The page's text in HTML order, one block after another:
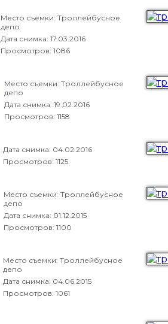
Место съемки: Троллейбусное
депо
Дата снимка:17.03.2016
Просмотров: 1086
Место съемки: Троллейбусное
депо
Дата снимка:19.02.2016
Просмотров: 1158
Дата снимка: 04.02.2016
Просмотров: 1125
Место съемки: Троллейбусное
депо
Дата снимка: 01.12.2015
Просмотров: 1100
Место съемки: Троллейбусное
депо
Дата снимка: 04.06.2015
Просмотров: 1061